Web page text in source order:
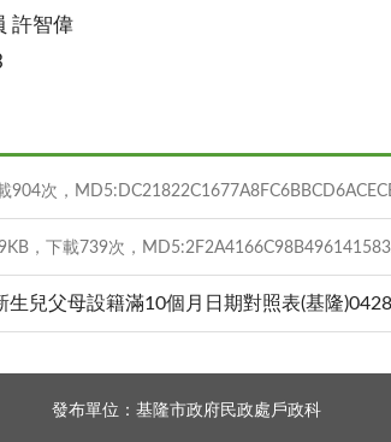
許智偉
904次，
，下載739次，
生兒父母設籍滿10個月日期對照表(基隆)0428
發布單位：基隆市政府民政處戶政科